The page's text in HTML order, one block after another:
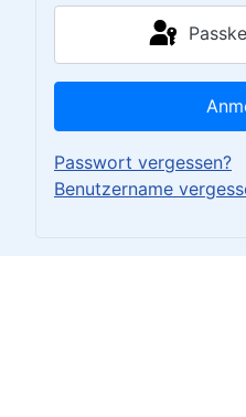
Passwort vergessen?
Benutzername